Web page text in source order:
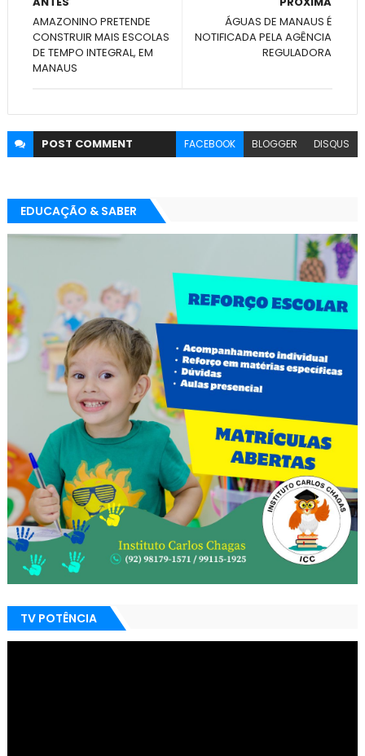
ÁGUAS DE MANAUS É
NOTIFICADA PELA AGÊNCIA
REGULADORA
AMAZONINO PRETENDE
CONSTRUIR MAIS ESCOLAS
DE TEMPO INTEGRAL, EM
MANAUS
POST COMMENT FACEBOOK BLOGGER DISQUS
EDUCAÇÃO & SABER
TV POTÊNCIA